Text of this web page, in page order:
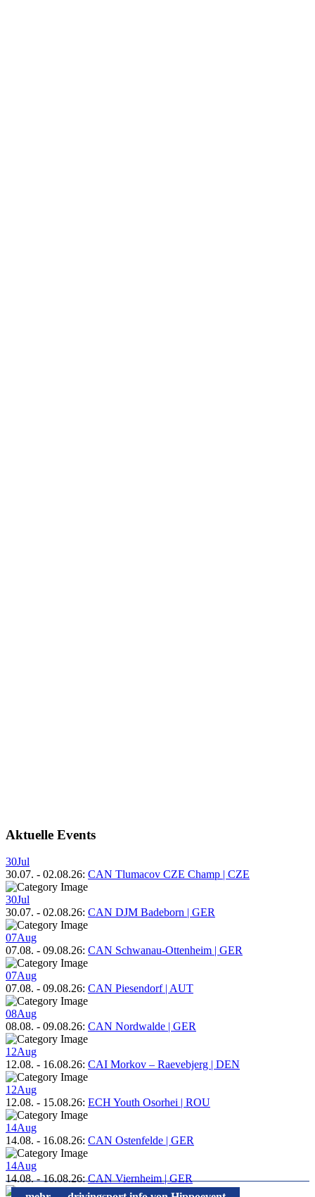
Aktuelle Events
30Jul
30.07. - 02.08.26: CAN Tlumacov CZE Champ | CZE
30Jul
30.07. - 02.08.26: CAN DJM Badeborn | GER
07Aug
07.08. - 09.08.26: CAN Schwanau-Ottenheim | GER
07Aug
07.08. - 09.08.26: CAN Piesendorf | AUT
08Aug
08.08. - 09.08.26: CAN Nordwalde | GER
12Aug
12.08. - 16.08.26: CAI Morkov – Raevebjerg | DEN
12Aug
12.08. - 15.08.26: ECH Youth Osorhei | ROU
14Aug
14.08. - 16.08.26: CAN Ostenfelde | GER
14Aug
14.08.-16.08.26:CAN Viernheim | GER